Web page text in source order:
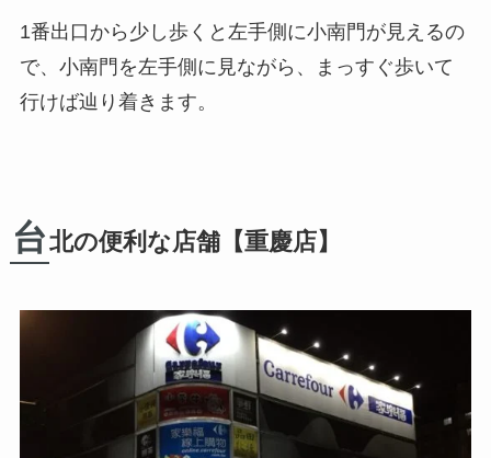
1番出口から少し歩くと左手側に小南門が見えるの
で、小南門を左手側に見ながら、まっすぐ歩いて
行けば辿り着きます。
台北の便利な店舗【重慶店】